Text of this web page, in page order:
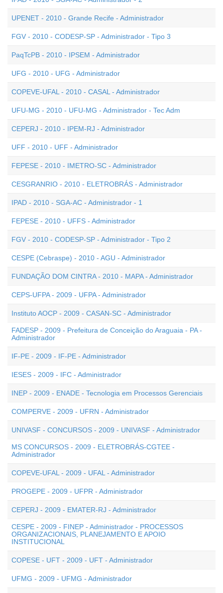
UPENET - 2010 - Grande Recife - Administrador
FGV - 2010 - CODESP-SP - Administrador - Tipo 3
PaqTcPB - 2010 - IPSEM - Administrador
UFG - 2010 - UFG - Administrador
COPEVE-UFAL - 2010 - CASAL - Administrador
UFU-MG - 2010 - UFU-MG - Administrador - Tec Adm
CEPERJ - 2010 - IPEM-RJ - Administrador
UFF - 2010 - UFF - Administrador
FEPESE - 2010 - IMETRO-SC - Administrador
CESGRANRIO - 2010 - ELETROBRÁS - Administrador
IPAD - 2010 - SGA-AC - Administrador - 1
FEPESE - 2010 - UFFS - Administrador
FGV - 2010 - CODESP-SP - Administrador - Tipo 2
CESPE (Cebraspe) - 2010 - AGU - Administrador
FUNDAÇÃO DOM CINTRA - 2010 - MAPA - Administrador
CEPS-UFPA - 2009 - UFPA - Administrador
Instituto AOCP - 2009 - CASAN-SC - Administrador
FADESP - 2009 - Prefeitura de Conceição do Araguaia - PA -
Administrador
IF-PE - 2009 - IF-PE - Administrador
IESES - 2009 - IFC - Administrador
INEP - 2009 - ENADE - Tecnologia em Processos Gerenciais
COMPERVE - 2009 - UFRN - Administrador
UNIVASF - CONCURSOS - 2009 - UNIVASF - Administrador
MS CONCURSOS - 2009 - ELETROBRÁS-CGTEE -
Administrador
COPEVE-UFAL - 2009 - UFAL - Administrador
PROGEPE - 2009 - UFPR - Administrador
CEPERJ - 2009 - EMATER-RJ - Administrador
CESPE - 2009 - FINEP - Administrador - PROCESSOS
ORGANIZACIONAIS, PLANEJAMENTO E APOIO
INSTITUCIONAL
COPESE - UFT - 2009 - UFT - Administrador
UFMG - 2009 - UFMG - Administrador